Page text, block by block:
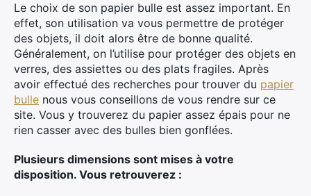
Le choix de son papier bulle est assez important. En
effet, son utilisation va vous permettre de protéger
des objets, il doit alors être de bonne qualité.
Généralement, on l’utilise pour protéger des objets en
verres, des assiettes ou des plats fragiles. Après
avoir effectué des recherches pour trouver du papier
bulle nous vous conseillons de vous rendre sur ce
site. Vous y trouverez du papier assez épais pour ne
rien casser avec des bulles bien gonflées.
Plusieurs dimensions sont mises à votre
disposition. Vous retrouverez :